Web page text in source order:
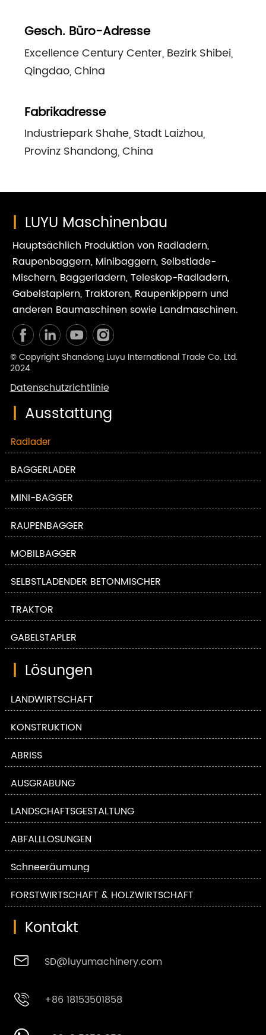
Gesch. Büro-Adresse
Excellence Century Center, Bezirk Shibei,
Qingdao, China
Fabrikadresse
Industriepark Shahe, Stadt Laizhou,
Provinz Shandong, China
| LUYU Maschinenbau
Hauptsächlich Produktion von Radladern,
Raupenbaggern, Minibaggern, Selbstlade-
Mischern, Baggerladern, Teleskop-Radladern,
Gabelstaplern, Traktoren, Raupenkippern und
anderen Baumaschinen sowie Landmaschinen.
© Copyright Shandong Luyu International Trade Co. Ltd.
2024
Datenschutzrichtlinie
| Ausstattung
Radlader
BAGGERLADER
MINI-BAGGER
RAUPENBAGGER
MOBILBAGGER
SELBSTLADENDER BETONMISCHER
TRAKTOR
GABELSTAPLER
| Lösungen
LANDWIRTSCHAFT
KONSTRUKTION
ABRISS
AUSGRABUNG
LANDSCHAFTSGESTALTUNG
ABFALLLÖSUNGEN
Schneeräumung
FORSTWIRTSCHAFT & HOLZWIRTSCHAFT
| Kontakt
 SD@luyumachinery.com
 +86 18153501858